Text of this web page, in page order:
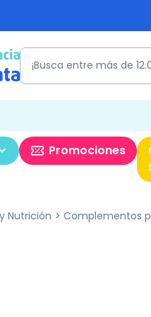
Promociones
Nutrición Complementos